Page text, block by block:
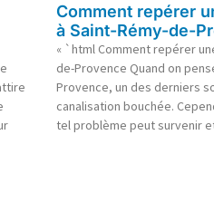
Comment repérer
à Saint-Rémy-de-
« `html Comment repérer
de-Provence Quand on
Provence, un des derniers
canalisation bouchée.
tel problème peut survenir